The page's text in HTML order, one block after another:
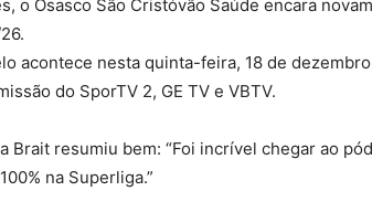
o Osasco São Cristóvão Saúde encara
acontece nesta quinta-feira, 18 de
do SporTV 2, GE TV e VBTV.
Brait resumiu bem: “Foi incrível chegar ao
na Superliga.”